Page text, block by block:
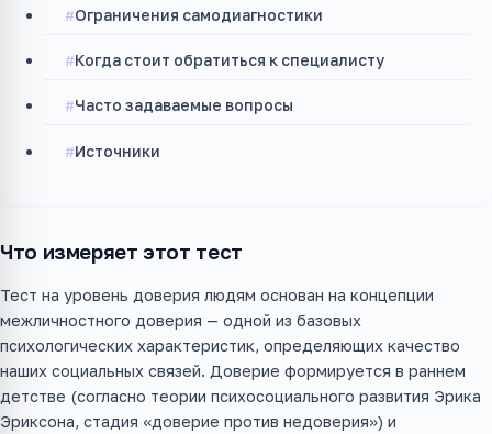
Ограничения самодиагностики
Когда стоит обратиться к специалисту
Часто задаваемые вопросы
Источники
Что измеряет этот тест
Тест на уровень доверия людям основан на концепции
межличностного доверия — одной из базовых
психологических характеристик, определяющих качество
наших социальных связей. Доверие формируется в раннем
детстве (согласно теории психосоциального развития Эрика
Эриксона, стадия «доверие против недоверия») и